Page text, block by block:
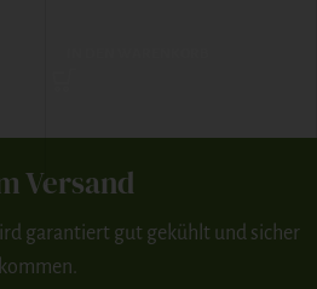
Versand
garantiert gut gekühlt und sicher